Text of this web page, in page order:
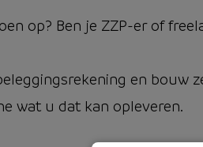
op? Ben je ZZP-er of
en bouw
wat u dat kan opleveren.